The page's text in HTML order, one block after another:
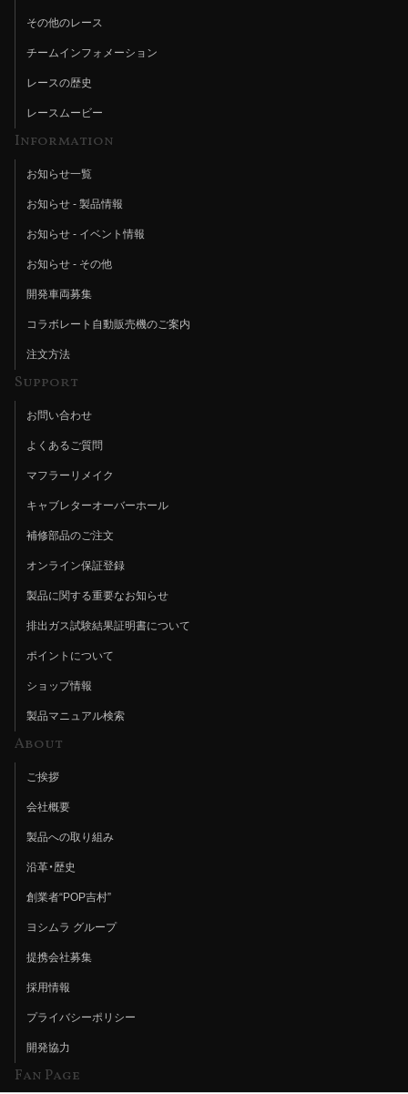
その他のレース
チームインフォメーション
レースの歴史
レースムービー
Information
お知らせ一覧
お知らせ - 製品情報
お知らせ - イベント情報
お知らせ - その他
開発車両募集
コラボレート自動販売機のご案内
注文方法
Support
お問い合わせ
よくあるご質問
マフラーリメイク
キャブレターオーバーホール
補修部品のご注文
オンライン保証登録
製品に関する重要なお知らせ
排出ガス試験結果証明書について
ポイントについて
ショップ情報
製品マニュアル検索
About
ご挨拶
会社概要
製品への取り組み
沿革・歴史
創業者“POP吉村”
ヨシムラ グループ
提携会社募集
採用情報
プライバシーポリシー
開発協力
Fan Page